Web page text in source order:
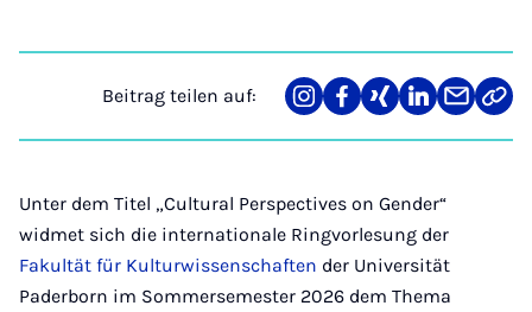
Beitrag teilen auf:
Teilen
auf
Teilen
auf
Teilen
auf
Teilen
auf
Teilen
über
Link
Unter dem Titel „Cultural Perspectives on Gender“
widmet sich die internationale Ringvorlesung der
Fakultät für Kulturwissenschaften der Universität
Paderborn im Sommersemester 2026 dem Thema